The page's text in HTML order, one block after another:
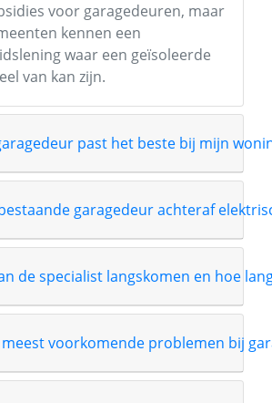
voor garagedeuren, maar
kennen een
waar een geïsoleerde
van kan zijn.
past het beste bij mijn
garagedeur achteraf
de specialist langskomen en hoe
voorkomende problemen bij